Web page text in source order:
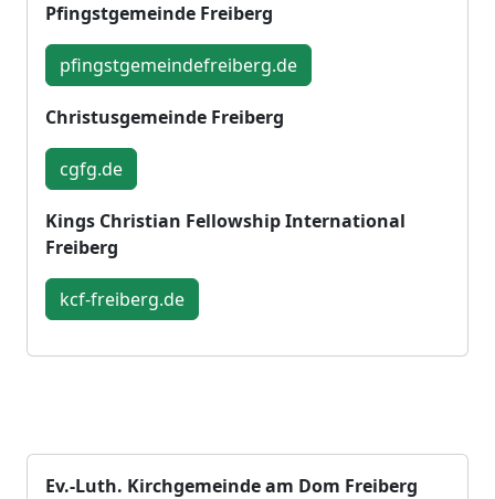
Pfingstgemeinde Freiberg
pfingstgemeindefreiberg.de
Christusgemeinde Freiberg
cgfg.de
Kings Christian Fellowship International
Freiberg
kcf-freiberg.de
Ev.-Luth. Kirchgemeinde am Dom Freiberg